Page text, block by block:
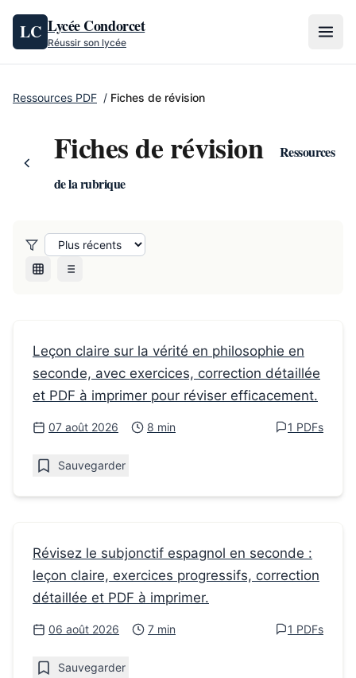
Aller au contenu
LC Lycée Condorcet
Réussir son lycée
Ressources PDF / Fiches de révision
Fiches de révision
Ressources
de la rubrique
Fiches de révision
Comment définir la Vérité en Philosophie
en seconde
Leçon claire sur la vérité en philosophie en
seconde, avec exercices, correction détaillée
et PDF à imprimer pour réviser efficacement.
07 août 2026 8 min 1 PDFs
Sauvegarder
Fiches de révision
Comment réussir les exercices de subjonctif
Espagnol après la 3e
Révisez le subjonctif espagnol en seconde :
leçon claire, exercices progressifs, correction
détaillée et PDF à imprimer.
06 août 2026 7 min 1 PDFs
Sauvegarder